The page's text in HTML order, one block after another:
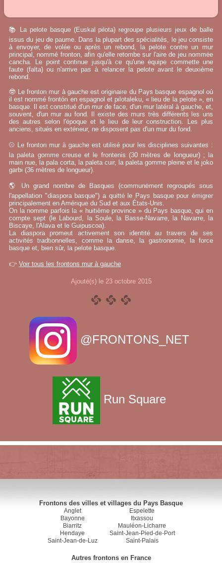
📚 La pelote basque (Euskal pilota) regroupe plusieurs jeux de balle
issus du jeu de paume. Dans la plupart des spécialités, le jeu consiste
à envoyer, de volée ou après un rebond, la pelote contre un mur
principal, nommé fronton, afin qu'elle retombe sur l'aire de jeu nommée
cancha. Le point continue jusqu'à ce qu'une équipe commette une
faute (falta) ou n'arrive pas à relancer la pelote avant le deuxième
rebond.
🤓 Le fronton mur à gauche est originaire du Pays basque espagnol où
il est nommé frontón en espagnol et pilotaleku, « lieu de la pelote », en
basque. Il est constitué d'un mur de face, d'un mur latéral à gauche, et,
souvent, d'un mur au fond. Il existe des murs très différents les uns
des autres selon l'époque et le lieu de leur construction. Les plus
anciens, situés en extérieur, ne disposent pas d'un mur du fond.
⚾ Le fronton mur à gauche est utilisé pour les disciplines suivantes :
la paleta gomme creuse et le frontenis (30 mètres de longueur) ; la
main nue, la pala corta, la paleta cuir, la paleta gomme pleine et le joko
garbi (36 mètres de longueur).
🌎 Un grand nombre de Basques (communément regroupés sous
l'appellation "diaspora basque") a quitté le Pays basque pour émigrer
principalement en Amérique du Sud et aux États-Unis.
On la nomme parfois la « huitième province » du Pays basque, qui en
compte sept (le Labourd, la Soule, la Basse-Navarre, la Navarre, la
Biscaye, l'Alava et le Guipuscoa).
La diaspora promeut activement son identité au travers de ses
activités tradtionnelles, comme la danse, la gastronomie, la force
basque et, bien sûr, la pelote basque.
👉 Voir tous les frontons mur à gauche
Ajouté(s) le 23 octobre 2015
@FRONTONS_NET
Run Square
Frontons des villes et villages du Pays Basque
Anglet
Bayonne
Biarritz
Hendaye
Saint-Jean-de-Luz
Espelette
Itxassou
Mauléon-Licharre
Saint-Jean-Pied-de-Port
Saint-Palais
Autres frontons en France